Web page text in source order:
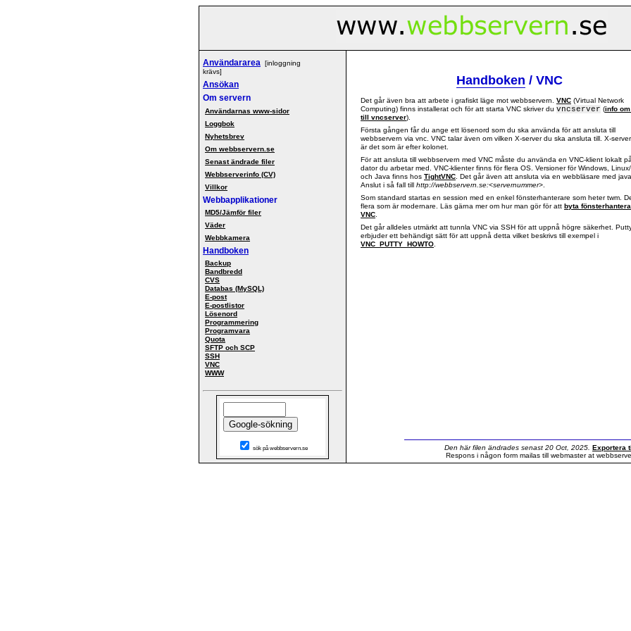
Användararea [inloggning
krävs]
Ansökan
Om servern
Användarnas www-sidor
Loggbok
Nyhetsbrev
Om webbservern.se
Senast ändrade filer
Webbserverinfo (CV)
Villkor
Webbapplikationer
MD5/Jämför filer
Väder
Webbkamera
Handboken
Backup
Bandbredd
CVS
Databas (MySQL)
E-post
E-postlistor
Lösenord
Programmering
Programvara
Quota
SFTP och SCP
SSH
VNC
WWW
sök på webbservern.se
Handboken / VNC
Det går även bra att arbete i grafiskt läge mot webbservern. VNC (Virtual Network
Computing) finns installerat och för att starta VNC skriver du vncserver (info
till vncserver).
Första gången får du ange ett lösenord som du ska använda för att ansluta till
webbservern via vnc. VNC talar även om vilken X-server du ska ansluta till. X-
är det som är efter kolonet.
För att ansluta till webbservern med VNC måste du använda en VNC-klient lokalt
dator du arbetar med. VNC-klienter finns för flera OS. Versioner för Windows,
och Java finns hos TightVNC . Det går även att ansluta via en webbläsare med
Anslut i så fall till http://webbservern.se:<servernummer>
Som standard startas en session med en enkel fönsterhanterare som heter twm.
flera som är modernare. Läs gärna mer om hur man gör för att byta
VNC
Det går alldeles utmärkt att tunnla VNC via SSH för att uppnå högre säkerhet.
erbjuder ett behändigt sätt för att uppnå detta vilket beskrivs till exempel i
VNC_PUTTY_HOWTO
Den här filen ändrades senast 20 Oct, 2025. Exportera
Respons i någon form mailas till webmaster at